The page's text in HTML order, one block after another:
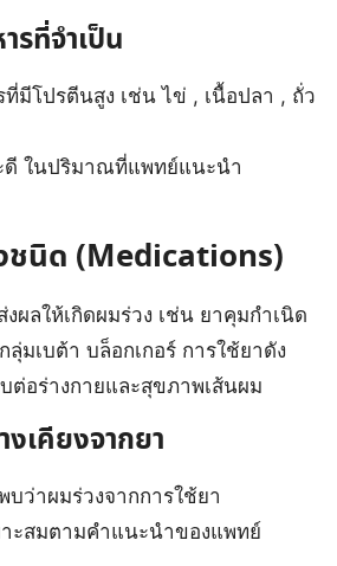
รที่จำเป็น
มีโปรตีนสูง เช่น ไข่ , เนื้อปลา , ถั่ว
ดี ในปริมาณที่แพทย์แนะนำ
งชนิด (Medications)
ผลให้เกิดผมร่วง เช่น ยาคุมกำเนิด
มเบต้า บล็อกเกอร์ การใช้ยาดัง
ต่อร่างกายและสุขภาพเส้นผม
เคียงจากยา
ว่าผมร่วงจากการใช้ยา
ะสมตามคำแนะนำของแพทย์